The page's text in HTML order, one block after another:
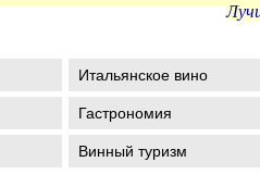
Итальянское вино
Гастрономия
Винный туризм